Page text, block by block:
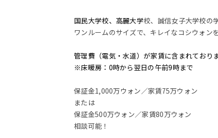
国民大学校、高麗大学校、誠信女子大学校の
ワンルームのサイズで、キレイなコシウォン
管理費（電気・水道）が家賃に含まれており
※床暖房：0時から翌日の午前9時まで
保証金1,000万ウォン／家賃75万ウォン
または
保証金500万ウォン／家賃80万ウォン
相談可能！